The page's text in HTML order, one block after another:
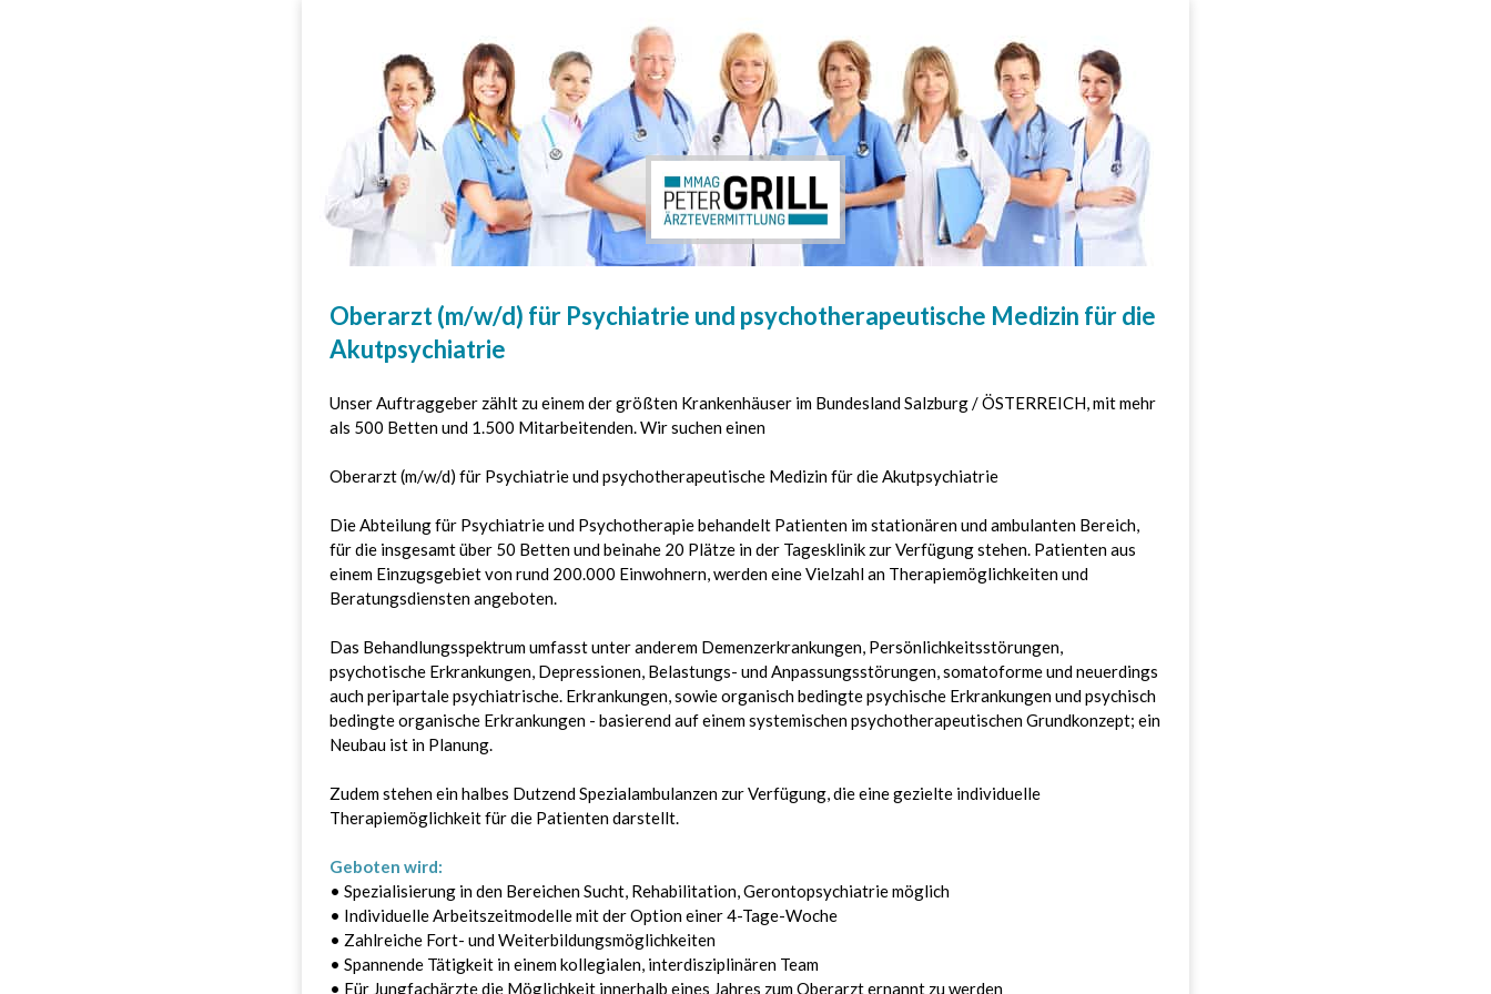
Oberarzt (m/w/d) für Psychiatrie und psychotherapeutische Medizin für die
Akutpsychiatrie
Unser Auftraggeber zählt zu einem der größten Krankenhäuser im Bundesland Salzburg / ÖSTERREICH, mit mehr
als 500 Betten und 1.500 Mitarbeitenden. Wir suchen einen
Oberarzt (m/w/d) für Psychiatrie und psychotherapeutische Medizin für die Akutpsychiatrie
Die Abteilung für Psychiatrie und Psychotherapie behandelt Patienten im stationären und ambulanten Bereich,
für die insgesamt über 50 Betten und beinahe 20 Plätze in der Tagesklinik zur Verfügung stehen. Patienten aus
einem Einzugsgebiet von rund 200.000 Einwohnern, werden eine Vielzahl an Therapiemöglichkeiten und
Beratungsdiensten angeboten.
Das Behandlungsspektrum umfasst unter anderem Demenzerkrankungen, Persönlichkeitsstörungen,
psychotische Erkrankungen, Depressionen, Belas­tungs- und Anpassungsstörungen, somatoforme und neuerdings
auch peripartale psychiatrische. Erkrankungen, sowie organisch bedingte psychische Erkrankungen und psychisch
bedingte organische Erkrankungen - basierend auf einem systemischen psychotherapeuti­schen Grundkonzept; ein
Neubau ist in Planung.
Zudem stehen ein halbes Dutzend Spezialambulanzen zur Verfügung, die eine gezielte individuelle
Therapiemöglichkeit für die Patienten darstellt.
Geboten wird:
• Spezialisierung in den Bereichen Sucht, Rehabilitation, Gerontopsychiatrie möglich
• Individuelle Arbeitszeitmodelle mit der Option einer 4-Tage-Woche
• Zahlreiche Fort- und Weiterbildungsmöglichkeiten
• Spannende Tätigkeit in einem kollegialen, interdisziplinären Team
• Für Jungfachärzte die Möglichkeit innerhalb eines Jahres zum Oberarzt ernannt zu werden